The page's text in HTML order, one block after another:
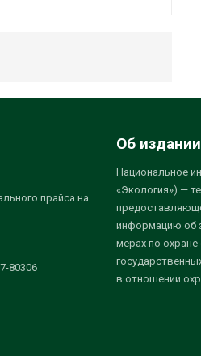
прайса на
80306
Об издании
Национальное
«Экология») —
информацию об
мерах по
в отношении